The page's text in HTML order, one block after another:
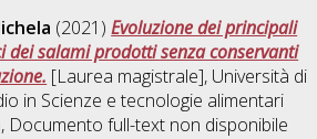
(2021)Evoluzione dei principali
salami prodotti senza conservanti
[Laurea magistrale], Università di
in Scienze e tecnologie alimentari
, Documento full-text non disponibile